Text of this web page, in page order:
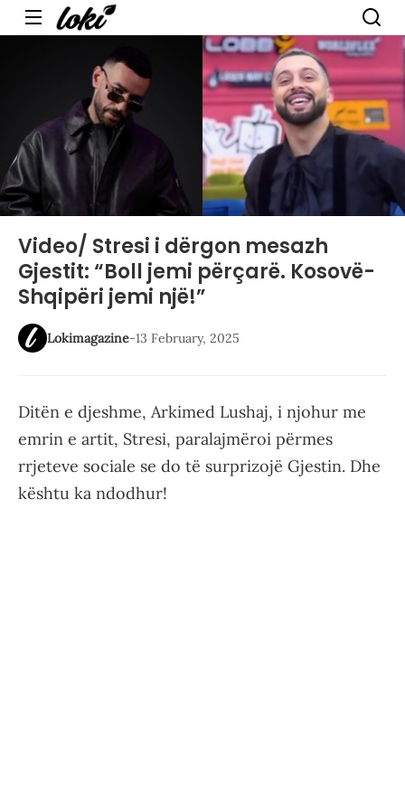
Menu
Video/ Stresi i dërgon mesazh
Gjestit: “Boll jemi përçarë. Kosovë-
Shqipëri jemi një!”
Lokimagazine-13 February, 2025
Ditën e djeshme, Arkimed Lushaj, i njohur me
emrin e artit, Stresi, paralajmëroi përmes
rrjeteve sociale se do të surprizojë Gjestin. Dhe
kështu ka ndodhur!